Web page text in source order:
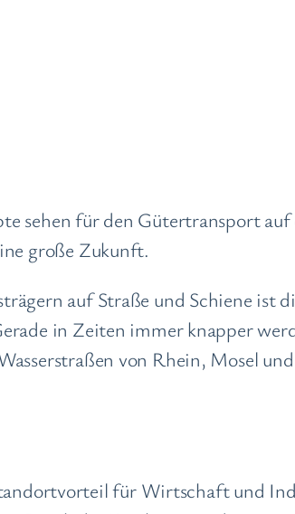
sehen für den Gütertransport
große Zukunft.
auf Straße und Schiene
in Zeiten immer knapper
von Rhein, Mosel
für Wirtschaft und